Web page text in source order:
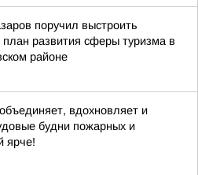
поручил выстроить
развития сферы туризма в
районе
вдохновляет и
будни пожарных и
ярче!